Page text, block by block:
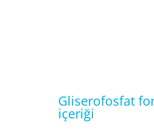
Gliserofosfat
içeriği